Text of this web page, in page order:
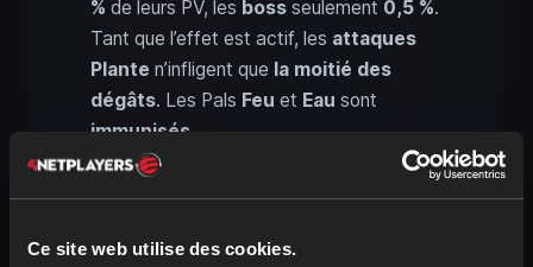
Ce site web utilise des cookies.
% de leurs PV, les boss seulement 0,5 %.
Tant que l’effet est actif, les attaques
Plante n’infligent que la moitié des
dégâts. Les Pals Feu et Eau sont
immunisés